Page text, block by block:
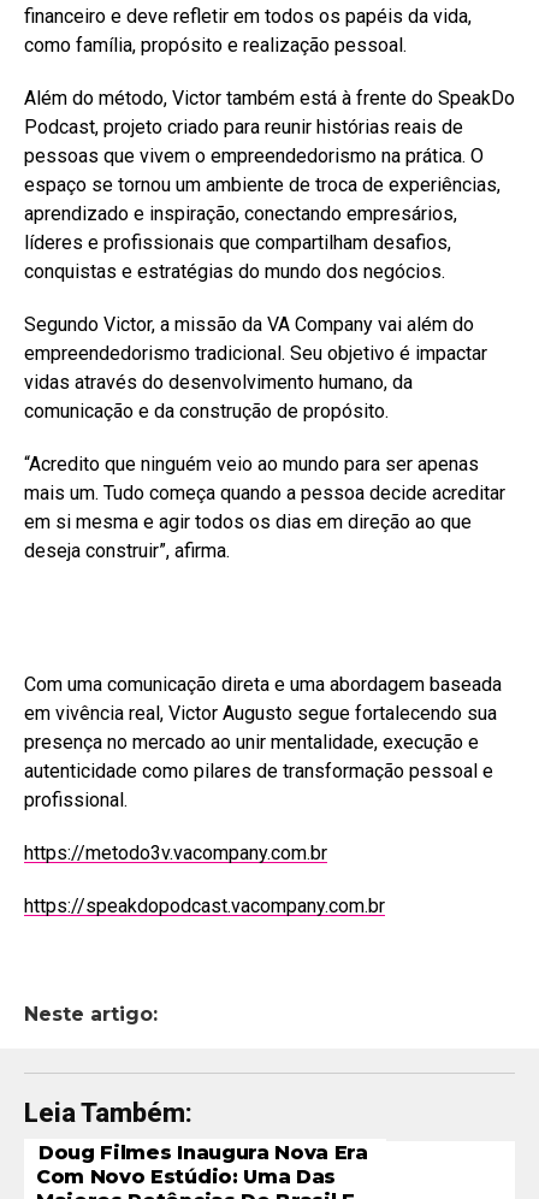
financeiro e deve refletir em todos os papéis da vida,
como família, propósito e realização pessoal.
Além do método, Victor também está à frente do SpeakDo
Podcast, projeto criado para reunir histórias reais de
pessoas que vivem o empreendedorismo na prática. O
espaço se tornou um ambiente de troca de experiências,
aprendizado e inspiração, conectando empresários,
líderes e profissionais que compartilham desafios,
conquistas e estratégias do mundo dos negócios.
Segundo Victor, a missão da VA Company vai além do
empreendedorismo tradicional. Seu objetivo é impactar
vidas através do desenvolvimento humano, da
comunicação e da construção de propósito.
“Acredito que ninguém veio ao mundo para ser apenas
mais um. Tudo começa quando a pessoa decide acreditar
em si mesma e agir todos os dias em direção ao que
deseja construir”, afirma.
Com uma comunicação direta e uma abordagem baseada
em vivência real, Victor Augusto segue fortalecendo sua
presença no mercado ao unir mentalidade, execução e
autenticidade como pilares de transformação pessoal e
profissional.
https://metodo3v.vacompany.com.br
https://speakdopodcast.vacompany.com.br
Neste artigo:
Leia Também:
Doug Filmes Inaugura Nova Era
Com Novo Estúdio: Uma Das